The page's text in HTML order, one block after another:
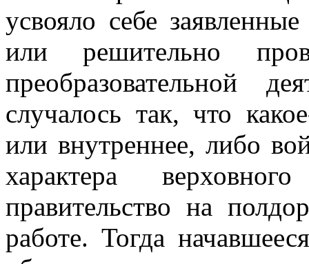
усвояло себе
или решительно
преобразовательной
случалось так, что
или внутреннее, либо
характера
правительство на
работе. Тогда